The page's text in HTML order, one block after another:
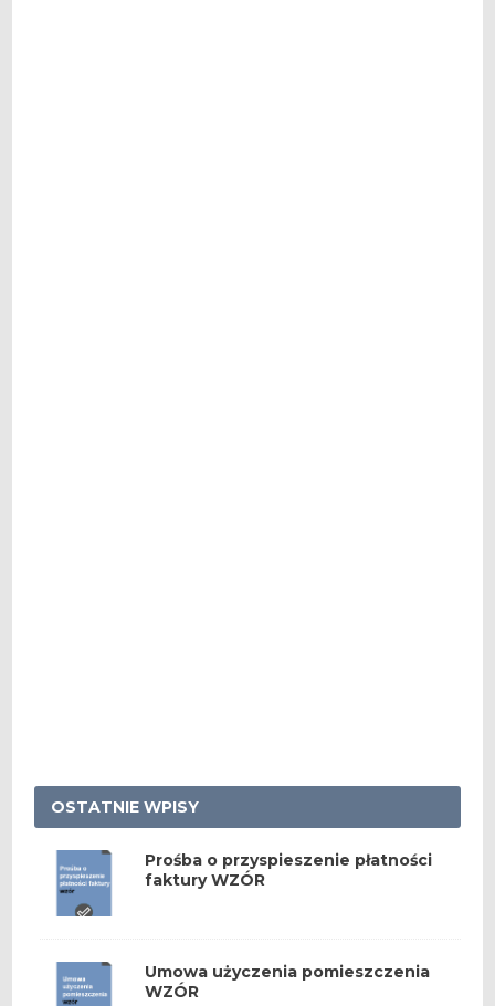
OSTATNIE WPISY
Prośba o przyspieszenie płatności
faktury WZÓR
Umowa użyczenia pomieszczenia
WZÓR